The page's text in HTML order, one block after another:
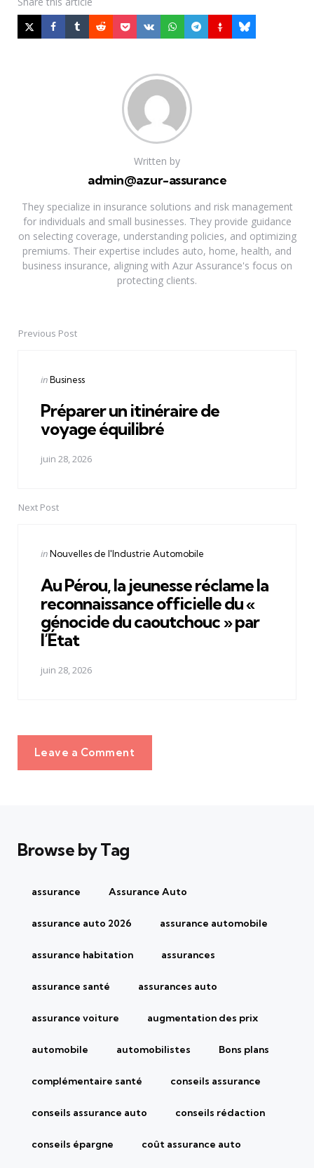
Written by
admin@azur-assurance
They specialize in insurance solutions and risk management
for individuals and small businesses. They provide guidance
on selecting coverage, understanding policies, and optimizing
premiums. Their expertise includes auto, home, health, and
business insurance, aligning with Azur Assurance's focus on
protecting clients.
PostPrevious Post
Posted
inBusiness
Préparer un itinéraire de
voyage équilibré
juin 28, 2026
Next Post
Posted
inNouvelles de l'Industrie Automobile
Au Pérou, la jeunesse réclame la
reconnaissance officielle du «
génocide du caoutchouc » par
l’État
juin 28, 2026
Leave a Comment
Browse by Tag
assurance Assurance Auto
assurance auto 2026 assurance automobile
assurance habitation assurances
assurance santé assurances auto
assurance voiture augmentation des prix
automobile automobilistes Bons plans
complémentaire santé conseils assurance
conseils assurance auto conseils rédaction
conseils épargne coût assurance auto